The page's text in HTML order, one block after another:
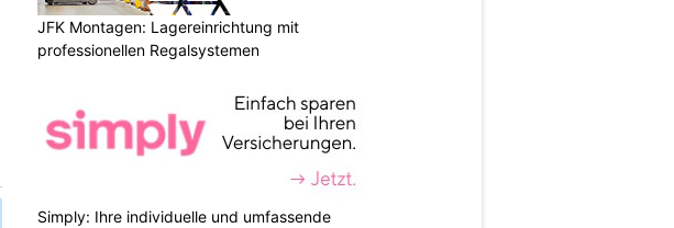
JFK Montagen: Lagereinrichtung mit
professionellen Regalsystemen
Simply: Ihre individuelle und umfassende